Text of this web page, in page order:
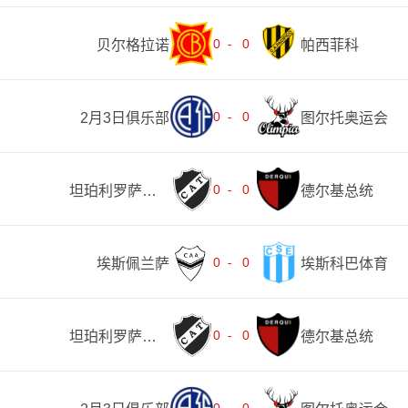
贝尔格拉诺 0 - 0 帕西菲科
2月3日俱乐部 0 - 0 图尔托奥运会
坦珀利罗萨里奥 0 - 0 德尔基总统
埃斯佩兰萨 0 - 0 埃斯科巴体育
坦珀利罗萨里奥 0 - 0 德尔基总统